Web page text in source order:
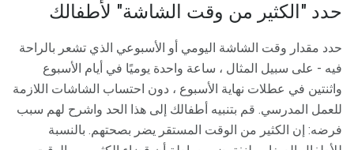
حدد "الكثير من وقت الشاشة" لأطفالك
حدد مقدار وقت الشاشة اليومي أو الأسبوعي الذي تشعر بالراحة
فيه - على سبيل المثال ، ساعة واحدة يوميًا في أيام الأسبوع
واثنتين في عطلات نهاية الأسبوع ، دون احتساب الشاشات اللازمة
للعمل المدرسي. قم بتنبيه أطفالك إلى هذا الحد واشرح لهم سبب
فرضه: إن الكثير من الوقت المستقر يضر بصحتهم. بالنسبة